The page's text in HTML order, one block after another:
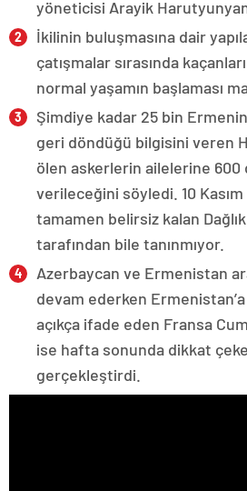
yöneticisi Arayik
İkilinin buluşmasına dair
çatışmalar sırasında
normal yaşamın başlaması
Şimdiye kadar 25 bin
geri döndüğü bilgisini veren
ölen askerlerin ailelerine 600
verileceğini söyledi. 10
tamamen belirsiz kalan
tarafından bile tanınmıyor.
Azerbaycan ve Ermenistan
devam ederken
açıkça ifade eden Fransa
ise hafta sonunda dikkat
gerçekleştirdi.